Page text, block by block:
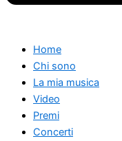
Home
Chi sono
La mia musica
Video
Premi
Concerti